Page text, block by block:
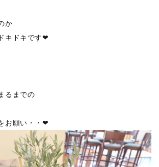
か
キドキです❤
るまでの
お願い・・❤